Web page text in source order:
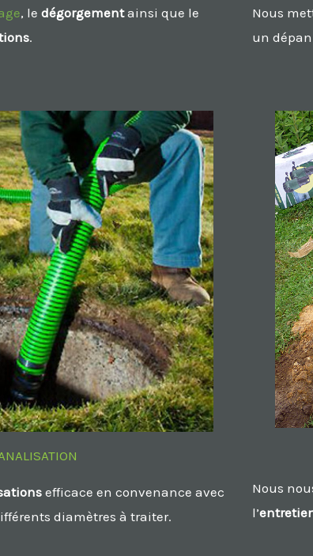
, le dégorgementainsi que le
.
Nous
un
efficace en convenance avec
diamètres à traiter.
Nous
l’